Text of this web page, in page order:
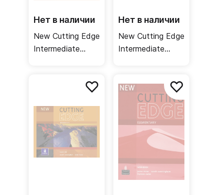
Нет в наличии
New Cutting Edge
Intermediate
Test Master CD-
учителя
Нет в наличии
New Cutting Edge
Intermediate
рабочей тетради